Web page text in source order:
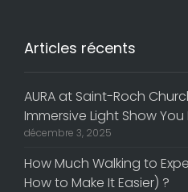
Articles récents
AURA at Saint-Roch
Immersive Light Show
décembre 3, 2025
How Much Walking to
How to Make It Easier) ?